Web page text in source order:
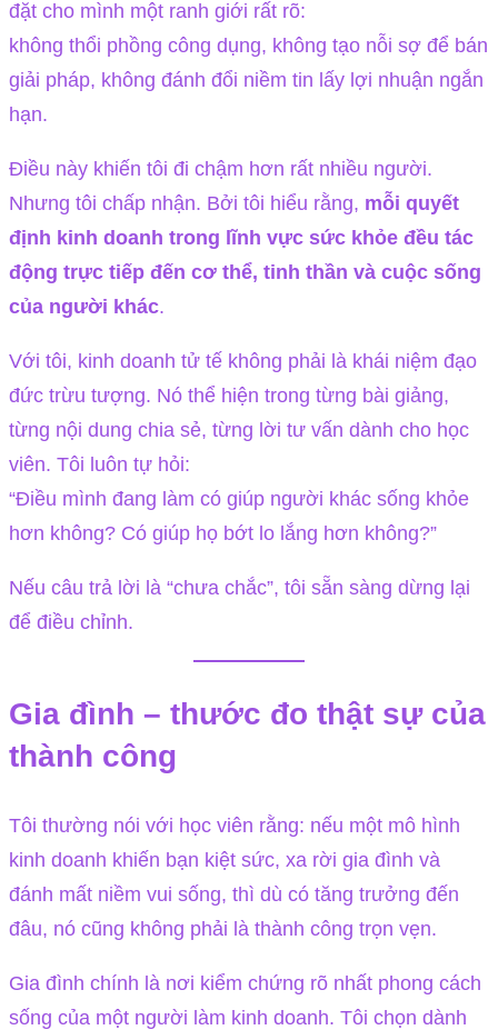
đặt cho mình một ranh giới rất rõ:
không thổi phồng công dụng, không tạo nỗi sợ để bán
giải pháp, không đánh đổi niềm tin lấy lợi nhuận ngắn
hạn.
Điều này khiến tôi đi chậm hơn rất nhiều người.
Nhưng tôi chấp nhận. Bởi tôi hiểu rằng, mỗi quyết
định kinh doanh trong lĩnh vực sức khỏe đều tác
động trực tiếp đến cơ thể, tinh thần và cuộc sống
của người khác.
Với tôi, kinh doanh tử tế không phải là khái niệm đạo
đức trừu tượng. Nó thể hiện trong từng bài giảng,
từng nội dung chia sẻ, từng lời tư vấn dành cho học
viên. Tôi luôn tự hỏi:
“Điều mình đang làm có giúp người khác sống khỏe
hơn không? Có giúp họ bớt lo lắng hơn không?”
Nếu câu trả lời là “chưa chắc”, tôi sẵn sàng dừng lại
để điều chỉnh.
Gia đình – thước đo thật sự của
thành công
Tôi thường nói với học viên rằng: nếu một mô hình
kinh doanh khiến bạn kiệt sức, xa rời gia đình và
đánh mất niềm vui sống, thì dù có tăng trưởng đến
đâu, nó cũng không phải là thành công trọn vẹn.
Gia đình chính là nơi kiểm chứng rõ nhất phong cách
sống của một người làm kinh doanh. Tôi chọn dành